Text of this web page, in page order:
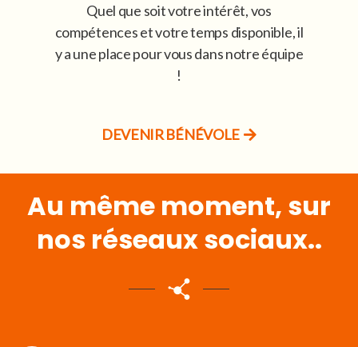
Quel que soit votre intérêt, vos
compétences et votre temps disponible, il
y a une place pour vous dans notre équipe
!
DEVENIR BÉNÉVOLE
Au même moment, sur
nos réseaux sociaux..